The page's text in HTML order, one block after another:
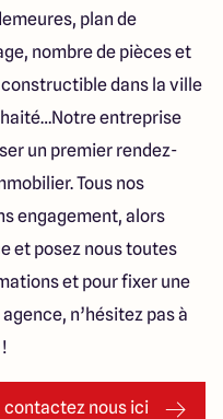
plan de
nombre de pièces et
dans la ville
entreprise
un premier rendez-
Tous nos
engagement, alors
et posez nous toutes
et pour fixer une
n’hésitez pas à
contactez nous ici